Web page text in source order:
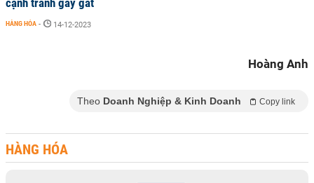
cạnh tranh gay gắt
HÀNG HÓA - 14-12-2023
Hoàng Anh
Theo Doanh Nghiệp & Kinh Doanh Copy link
HÀNG HÓA